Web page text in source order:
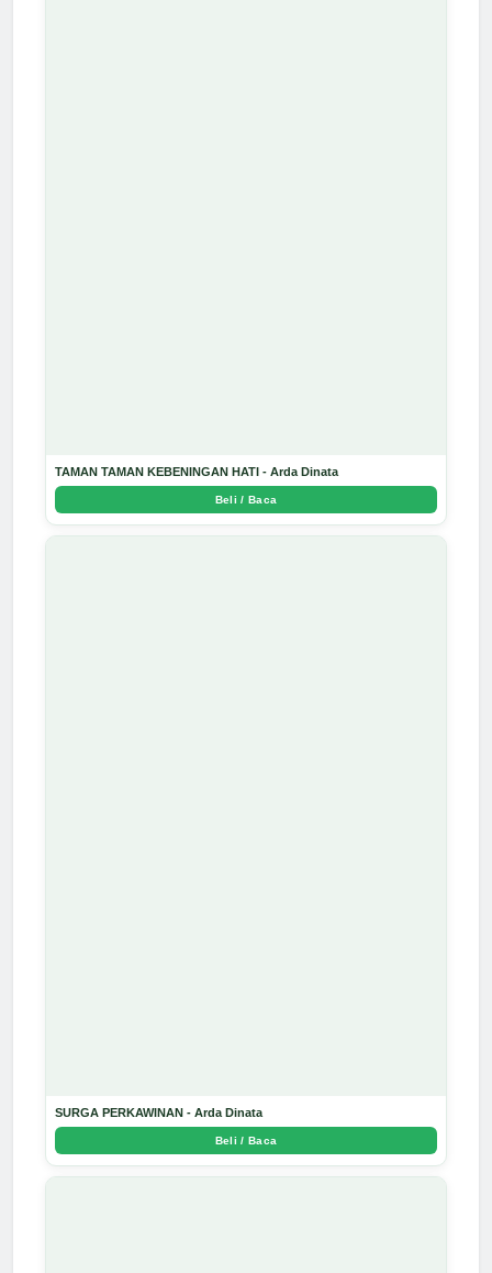
TAMAN TAMAN KEBENINGAN HATI - Arda Dinata
Beli / Baca
SURGA PERKAWINAN - Arda Dinata
Beli / Baca